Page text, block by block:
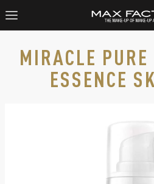
MIRACLE
ESSENCE